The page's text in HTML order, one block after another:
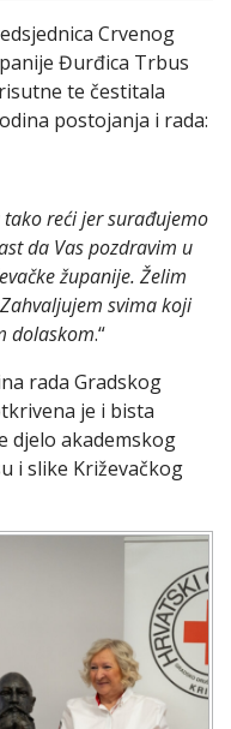
Crvenog
Đurđica Trbus
te čestitala
postojanja i rada:
reći jer surađujemo
da Vas pozdravim u
županije. Želim
svima koji
dolaskom.“
rada Gradskog
je i bista
djelo akademskog
i slike Križevačkog